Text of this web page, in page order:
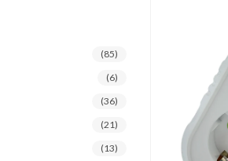
(85)
(6)
(36)
(21)
(13)